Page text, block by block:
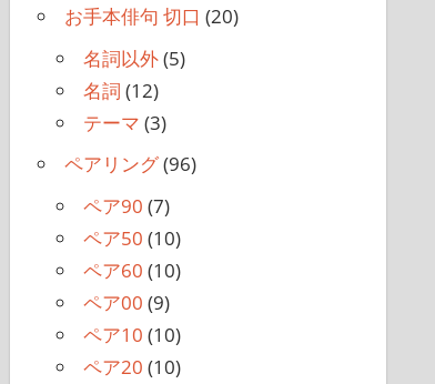
お手本俳句 切口 (20)
名詞以外(5)
名詞 (12)
テーマ (3)
ペアリング(96)
ペア90 (7)
ペア50 (10)
ペア60 (10)
ペア00 (9)
ペア10 (10)
ペア20 (10)